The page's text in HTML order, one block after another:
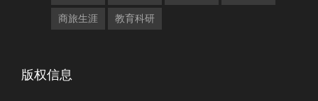
商旅生涯 教育科研
版权信息